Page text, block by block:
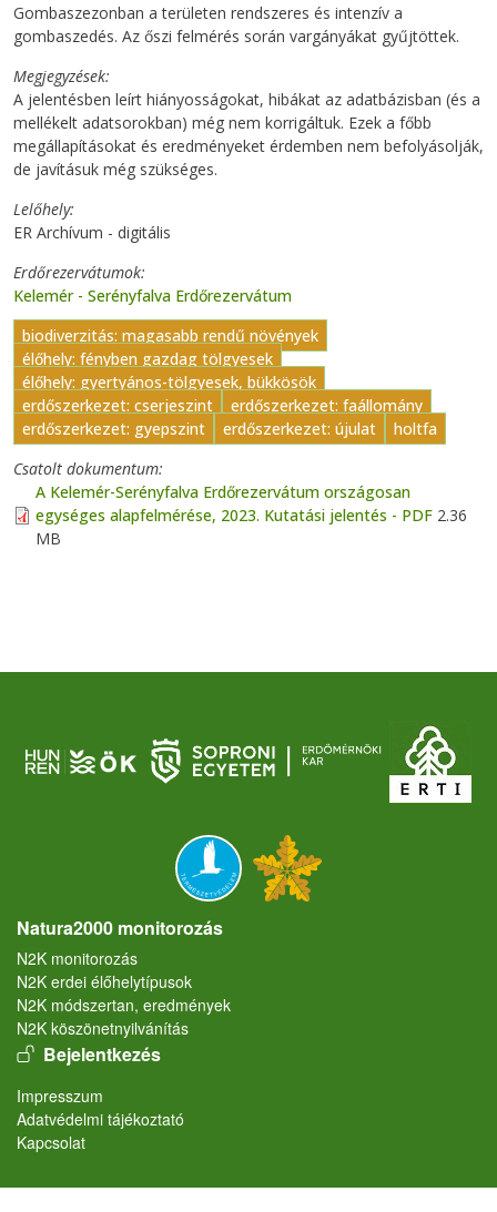
Gombaszezonban a területen rendszeres és intenzív a
gombaszedés. Az őszi felmérés során vargányákat gyűjtöttek.
Megjegyzések
A jelentésben leírt hiányosságokat, hibákat az adatbázisban (és a
mellékelt adatsorokban) még nem korrigáltuk. Ezek a főbb
megállapításokat és eredményeket érdemben nem befolyásolják,
de javításuk még szükséges.
Lelőhely
ER Archívum - digitális
Erdőrezervátumok
Kelemér - Serényfalva Erdőrezervátum
biodiverzitás: magasabb rendű növények
élőhely: fényben gazdag tölgyesek
élőhely: gyertyános-tölgyesek, bükkösök
erdőszerkezet: cserjeszint
erdőszerkezet: faállomány
erdőszerkezet: gyepszint
erdőszerkezet: újulat
holtfa
Csatolt dokumentum
A Kelemér-Serényfalva Erdőrezervátum országosan
egységes alapfelmérése, 2023. Kutatási jelentés - PDF 2.36
MB
Natura2000 monitorozás
N2K monitorozás
N2K erdei élőhelytípusok
N2K módszertan, eredmények
N2K köszönetnyilvánítás
User account menu
Bejelentkezés
Lábléc
Impresszum
Adatvédelmi tájékoztató
Kapcsolat